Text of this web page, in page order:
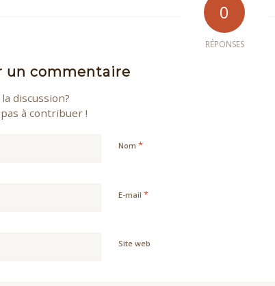
0
RÉPONSES
un commentaire
discussion?
à contribuer !
Nom *
E-mail *
Site web